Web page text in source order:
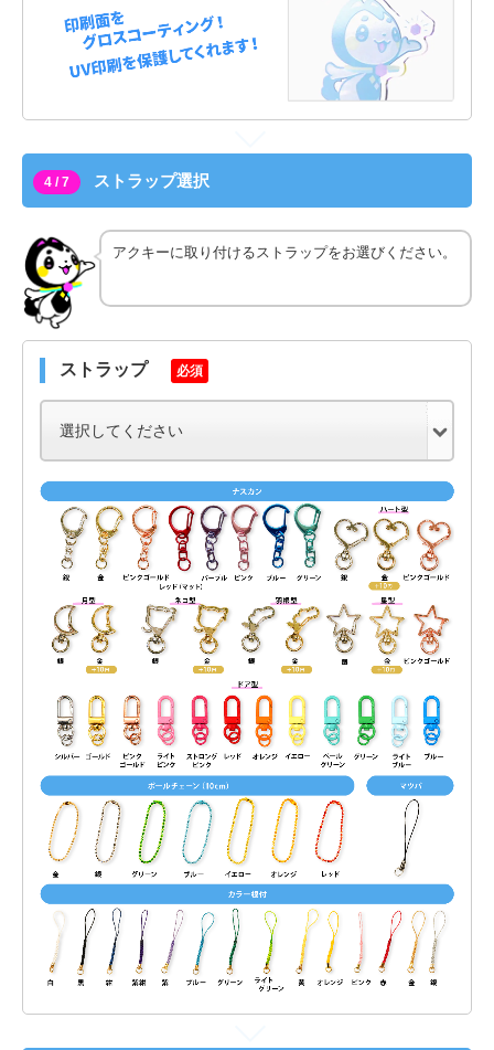
4 / 7 ストラップ選択
アクキーに取り付けるストラップをお選びください。
ストラップ 必須